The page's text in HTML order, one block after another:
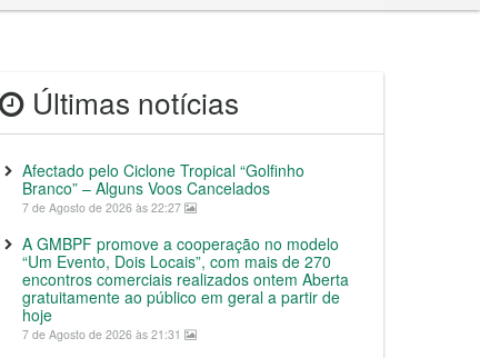
Últimas notícias
Afectado pelo Ciclone Tropical “Golfinho
Branco” – Alguns Voos Cancelados
7 de Agosto de 2026 às 22:27
A GMBPF promove a cooperação no modelo
“Um Evento, Dois Locais”, com mais de 270
encontros comerciais realizados ontem Aberta
gratuitamente ao público em geral a partir de
hoje
7 de Agosto de 2026 às 21:31